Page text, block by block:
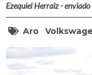
Ezequiel Herraiz -
Aro